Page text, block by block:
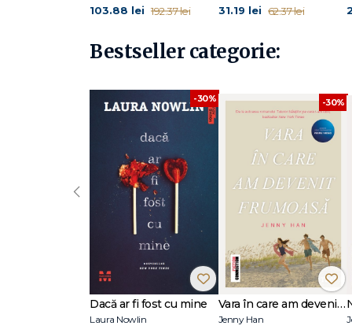
103.88 lei 192.37 lei 31.19 lei 62.37 lei
Bestseller categorie:
-30%
Dacă ar fi fost cu mine
Laura Nowlin
-30%
Vara în care am devenit frumoasă (seria Vara, vol. 1, ediție tie-in)
Jenny Han
‹